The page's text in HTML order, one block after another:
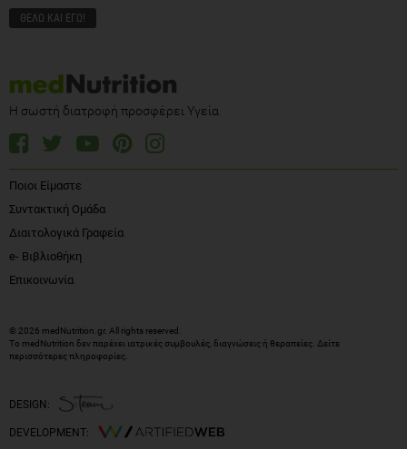
Η σωστή διατροφή προσφέρει Υγεία
Ποιοι Είμαστε
Συντακτική Ομάδα
Διαιτολογικά Γραφεία
e- Βιβλιοθήκη
Επικοινωνία
© 2026 medNutrition.gr. All rights reserved.
Το medNutrition δεν παρέχει ιατρικές συμβουλές, διαγνώσεις ή θεραπείες. Δείτε
περισσότερες πληροφορίες
DESIGN:
DEVELOPMENT: